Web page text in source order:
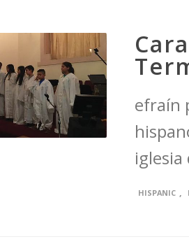
efraín
HISPANIC ,